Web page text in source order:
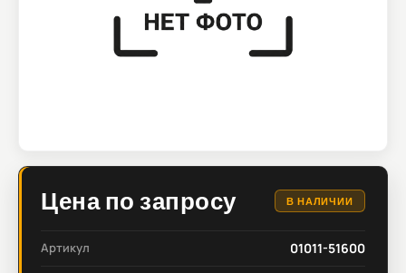
Цена по запросу В НАЛИЧИИ
Артикул 01011-51600